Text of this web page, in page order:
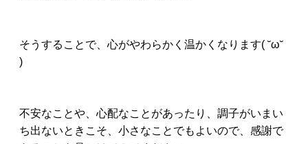
そうすることで、心がやわらかく温かくなります( ˘ω˘
)
不安なことや、心配なことがあったり、調子がいまい
ち出ないときこそ、小さなことでもよいので、感謝で